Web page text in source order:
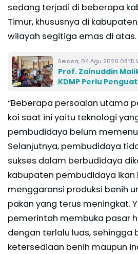
sedang terjadi di beberapa
Timur, khususnya di
wilayah segitiga emas di atas.
Selasa, 04 Agu 2026 08:15
Prof. Zainuddin
KDMP Perlu
“Beberapa persoalan utama
koi saat ini yaitu teknologi
pembudidaya belum
Selanjutnya, pembudidaya
sukses dalam berbudidaya
kabupaten pembudidaya ikan
menggaransi produksi benih
pakan yang terus meningkat.
pemerintah membuka pasar
dengan terlalu luas, sehingga
ketersediaan benih maupun